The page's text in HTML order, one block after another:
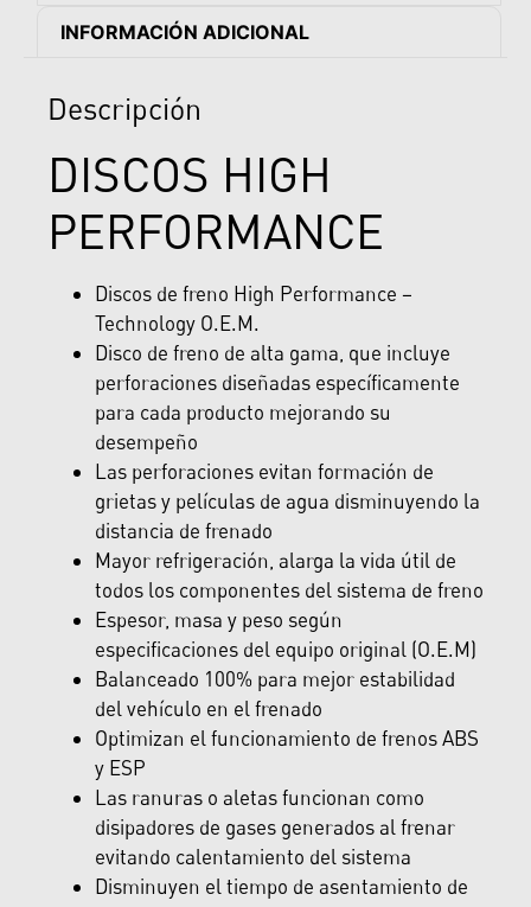
INFORMACIÓN ADICIONAL
Descripción
DISCOS HIGH
PERFORMANCE
Discos de freno High Performance –
Technology O.E.M.
Disco de freno de alta gama, que incluye
perforaciones diseñadas específicamente
para cada producto mejorando su
desempeño
Las perforaciones evitan formación de
grietas y películas de agua disminuyendo la
distancia de frenado
Mayor refrigeración, alarga la vida útil de
todos los componentes del sistema de freno
Espesor, masa y peso según
especificaciones del equipo original (O.E.M)
Balanceado 100% para mejor estabilidad
del vehículo en el frenado
Optimizan el funcionamiento de frenos ABS
y ESP
Las ranuras o aletas funcionan como
disipadores de gases generados al frenar
evitando calentamiento del sistema
Disminuyen el tiempo de asentamiento de